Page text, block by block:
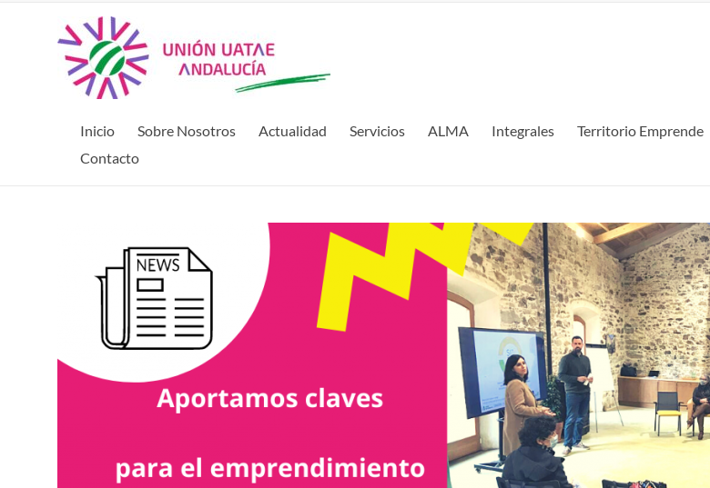
Inicio Sobre Nosotros Actualidad Servicios ALMA Integrales Territorio Emprende
Contacto